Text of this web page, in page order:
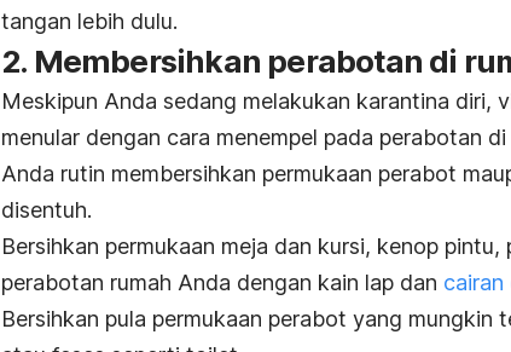
tangan lebih dulu.
2. Membersihkan perabotan di
Meskipun Anda sedang melakukan karantina diri,
menular dengan cara menempel pada perabotan
Anda rutin membersihkan permukaan perabot
disentuh.
Bersihkan permukaan meja dan kursi, kenop
perabotan rumah Anda dengan kain lap dan cairan
Bersihkan pula permukaan perabot yang mungkin